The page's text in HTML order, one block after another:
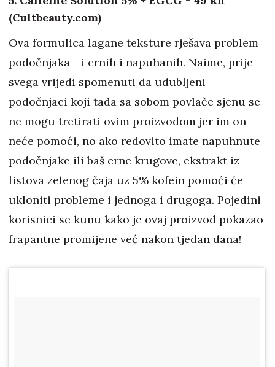
(Cultbeauty.com)
Ova formulica lagane teksture rješava problem
podočnjaka - i crnih i napuhanih. Naime, prije
svega vrijedi spomenuti da udubljeni
podočnjaci koji tada sa sobom povlače sjenu se
ne mogu tretirati ovim proizvodom jer im on
neće pomoći, no ako redovito imate napuhnute
podočnjake ili baš crne krugove, ekstrakt iz
listova zelenog čaja uz 5% kofein pomoći će
ukloniti probleme i jednoga i drugoga. Pojedini
korisnici se kunu kako je ovaj proizvod pokazao
frapantne promijene već nakon tjedan dana!